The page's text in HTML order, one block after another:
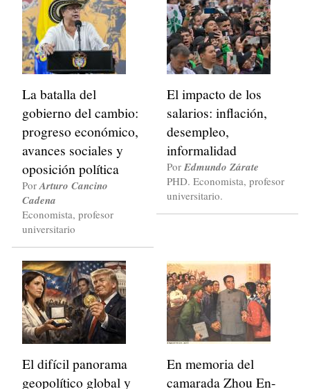
La batalla del
gobierno del cambio:
progreso económico,
avances sociales y
oposición política
PorArturo Cancino
Cadena
Economista, profesor
universitario
El impacto de los
salarios: inflación,
desempleo,
informalidad
PorEdmundo Zárate
PHD. Economista, profesor
universitario.
El difícil panorama
geopolítico global y
En memoria del
camarada Zhou En-